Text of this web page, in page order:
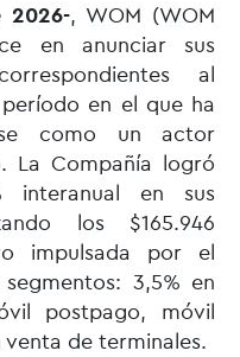
2026-, WOM (WOM
en anunciar sus
al
en el que ha
como un actor
La Compañía logró
interanual en sus
los $165.946
impulsada por el
3,5% en
postpago, móvil
venta de terminales.